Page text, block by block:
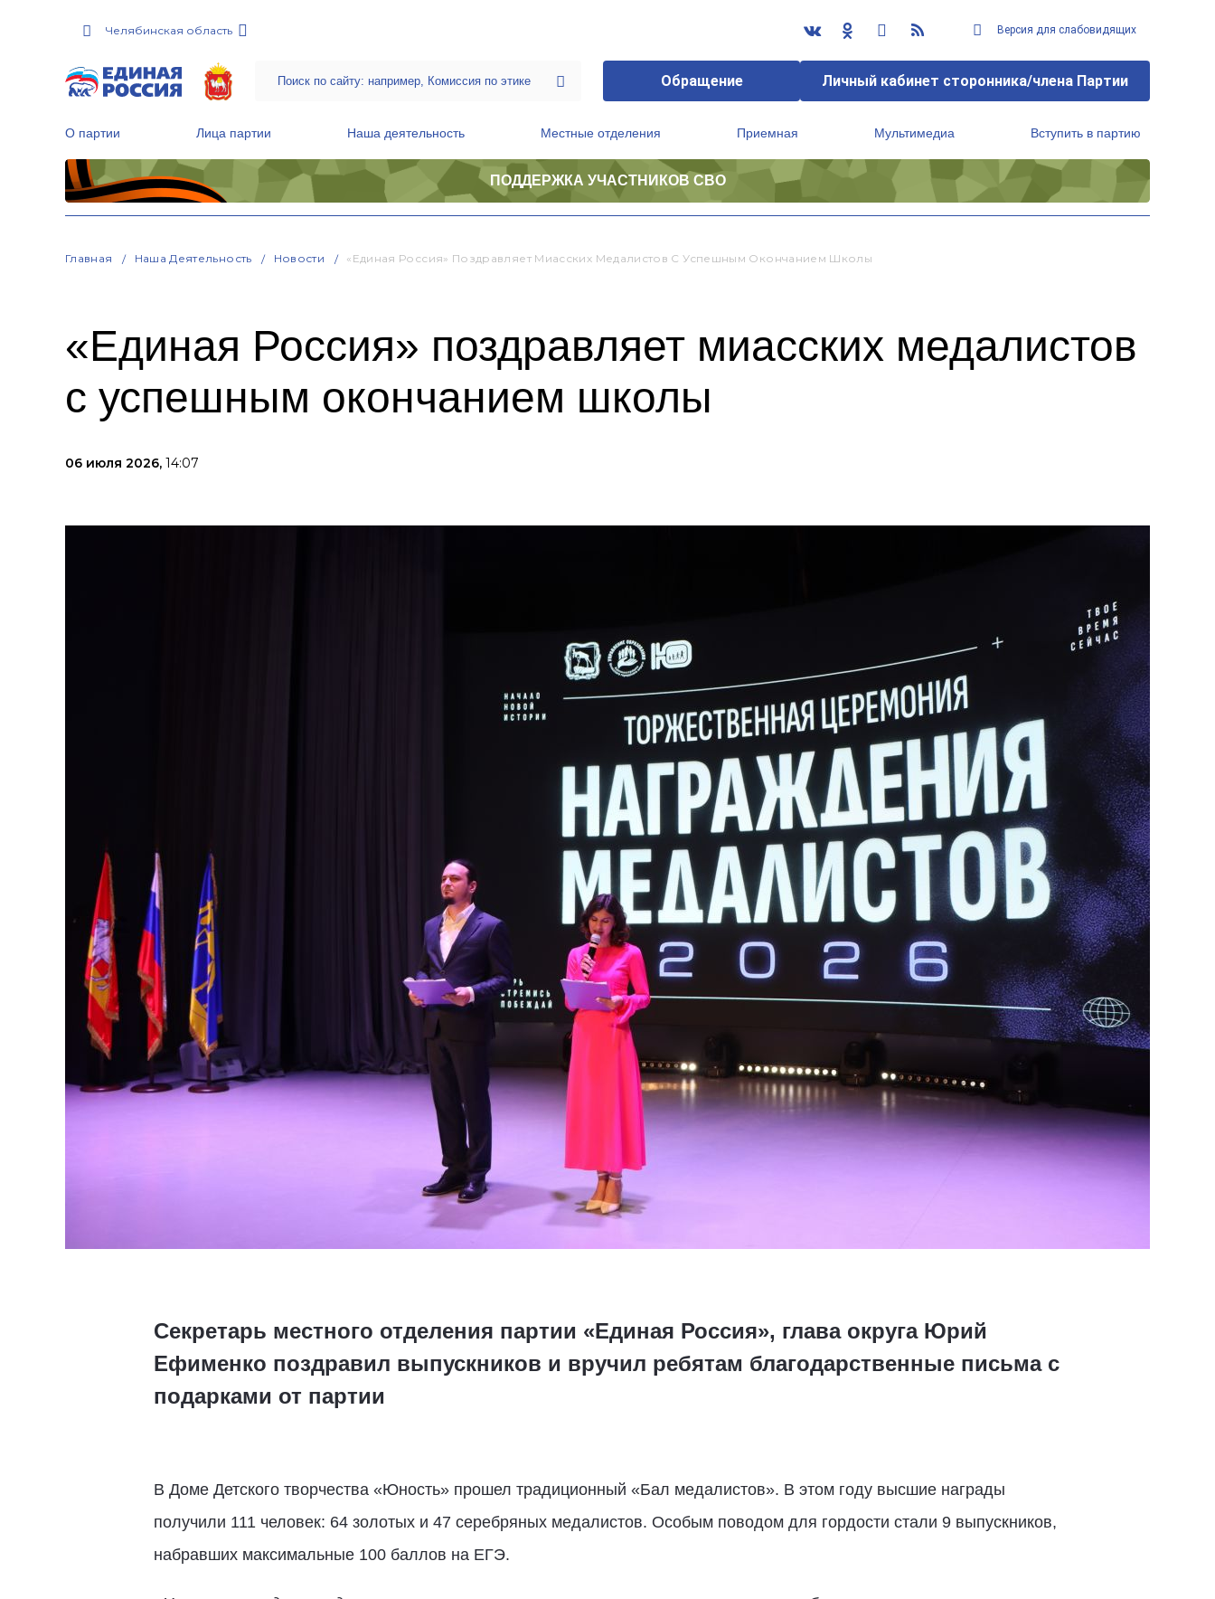
Челябинская область Версия для слабовидящих
Обращение Личный кабинет сторонника/члена Партии
О партии Лица партии Наша деятельность Местные отделения Приемная Мультимедиа Вступить в партию
ПОДДЕРЖКА УЧАСТНИКОВ СВО
Главная Наша Деятельность Новости «Единая Россия» Поздравляет Миасских Медалистов С Успешным Окончанием Школы
«Единая Россия» поздравляет миасских медалистов
с успешным окончанием школы
06 июля 2026, 14:07
Секретарь местного отделения партии «Единая Россия», глава округа Юрий
Ефименко поздравил выпускников и вручил ребятам благодарственные письма с
подарками от партии
В Доме Детского творчества «Юность» прошел традиционный «Бал медалистов». В этом году высшие награды
получили 111 человек: 64 золотых и 47 серебряных медалистов. Особым поводом для гордости стали 9 выпускников,
набравших максимальные 100 баллов на ЕГЭ.